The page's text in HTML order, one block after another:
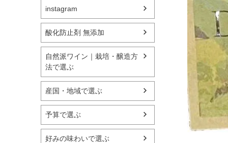
instagram
酸化防止剤 無添加
自然派ワイン｜栽培・醸造方
法で選ぶ
産国・地域で選ぶ
予算で選ぶ
好みの味わいで選ぶ